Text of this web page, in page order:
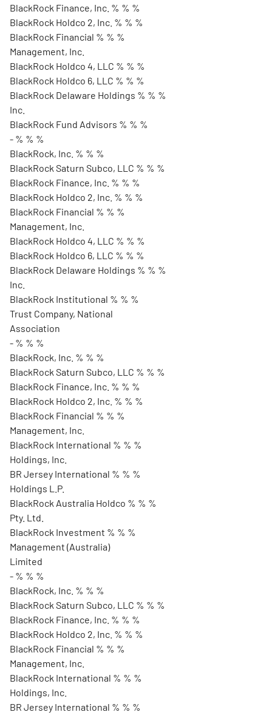
BlackRock Finance, Inc. % % %
BlackRock Holdco 2, Inc. % % %
BlackRock Financial % % %
Management, Inc.
BlackRock Holdco 4, LLC % % %
BlackRock Holdco 6, LLC % % %
BlackRock Delaware Holdings % % %
Inc.
BlackRock Fund Advisors % % %
- % % %
BlackRock, Inc. % % %
BlackRock Saturn Subco, LLC % % %
BlackRock Finance, Inc. % % %
BlackRock Holdco 2, Inc. % % %
BlackRock Financial % % %
Management, Inc.
BlackRock Holdco 4, LLC % % %
BlackRock Holdco 6, LLC % % %
BlackRock Delaware Holdings % % %
Inc.
BlackRock Institutional % % %
Trust Company, National
Association
- % % %
BlackRock, Inc. % % %
BlackRock Saturn Subco, LLC % % %
BlackRock Finance, Inc. % % %
BlackRock Holdco 2, Inc. % % %
BlackRock Financial % % %
Management, Inc.
BlackRock International % % %
Holdings, Inc.
BR Jersey International % % %
Holdings L.P.
BlackRock Australia Holdco % % %
Pty. Ltd.
BlackRock Investment % % %
Management (Australia)
Limited
- % % %
BlackRock, Inc. % % %
BlackRock Saturn Subco, LLC % % %
BlackRock Finance, Inc. % % %
BlackRock Holdco 2, Inc. % % %
BlackRock Financial % % %
Management, Inc.
BlackRock International % % %
Holdings, Inc.
BR Jersey International % % %